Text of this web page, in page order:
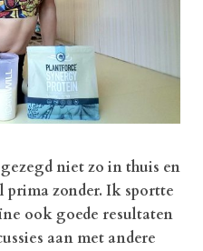
niet zo in thuis en
zonder. Ik sportte
ook goede resultaten
aan met andere